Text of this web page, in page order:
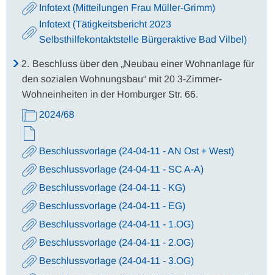
Infotext (Mitteilungen Frau Müller-Grimm)
Infotext (Tätigkeitsbericht 2023
Selbsthilfekontaktstelle Bürgeraktive Bad Vilbel)
2. Beschluss über den „Neubau einer Wohnanlage für
den sozialen Wohnungsbau“ mit 20 3-Zimmer-
Wohneinheiten in der Homburger Str. 66.
2024/68
Beschlussvorlage (24-04-11 - AN Ost + West)
Beschlussvorlage (24-04-11 - SC A-A)
Beschlussvorlage (24-04-11 - KG)
Beschlussvorlage (24-04-11 - EG)
Beschlussvorlage (24-04-11 - 1.OG)
Beschlussvorlage (24-04-11 - 2.OG)
Beschlussvorlage (24-04-11 - 3.OG)